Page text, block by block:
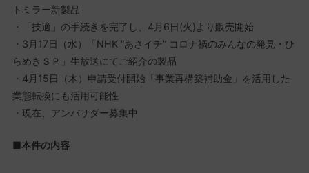
トミラー新製品
・「技適」の手続きを完了し、4月6日(火)より販売開始
・3月17日（水）「NHK ”あさイチ” コロナ禍のみんなの発見・ひ
らめきＳＰ」生放送にてご紹介の製品
・4月15日（木）申請受付開始「事業再構築補助金」を活用した
業態転換にも活用可能性
・現在、アンバサダー募集中
■本件の内容